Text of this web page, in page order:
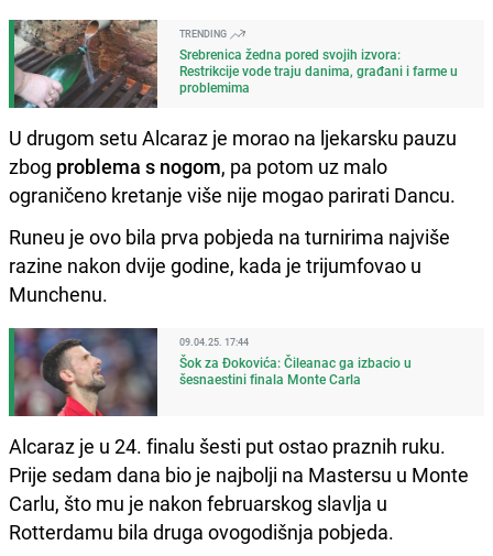
TRENDING
Srebrenica žedna pored svojih izvora:
Restrikcije vode traju danima, građani i farme u
problemima
U drugom setu Alcaraz je morao na ljekarsku pauzu
zbog problema s nogom, pa potom uz malo
ograničeno kretanje više nije mogao parirati Dancu.
Runeu je ovo bila prva pobjeda na turnirima najviše
razine nakon dvije godine, kada je trijumfovao u
Munchenu.
09.04.25. 17:44
Šok za Đokovića: Čileanac ga izbacio u
šesnaestini finala Monte Carla
Alcaraz je u 24. finalu šesti put ostao praznih ruku.
Prije sedam dana bio je najbolji na Mastersu u Monte
Carlu, što mu je nakon februarskog slavlja u
Rotterdamu bila druga ovogodišnja pobjeda.